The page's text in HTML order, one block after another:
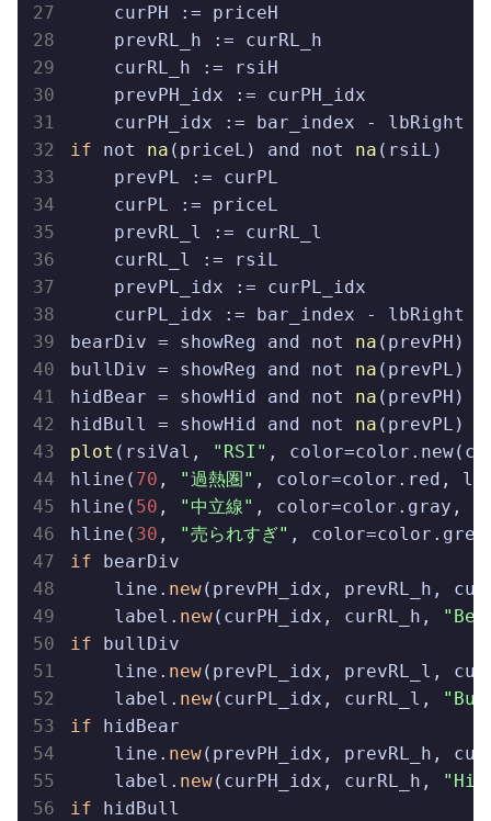
    curPH := priceH
    prevRL_h := curRL_h
    curRL_h := rsiH
    prevPH_idx := curPH_idx
    curPH_idx := bar_index -
if not na ( priceL ) and not na ( rsiL )
    prevPL :
= curPL
    curPL := priceL
    prevRL_l := curRL_l
    curRL_l := rsiL
    prevPL_idx := curPL_idx
    curPL_idx := bar_index - lbRight
bearDiv = showReg and not na ( prevPH )
bullDiv = showReg and not na ( prevPL )
hidBear = showHid and not na ( prevPH )
hidBull
= showHid and not na ( prevPL )
plot ( rsiVal, "RSI" ,
hline( 70 , "過熱圏" , color=color.red,
hline( 50 , "中立線" , color=color.gray,
hline( 30 ,
"売られすぎ"
if bearDiv
    line.
new(prevPH_idx, prevRL_h,
    label.
new(curPH_idx, curRL_h,
if bullDiv
    line.
new(prevPL_idx, prevRL_l,
    label.
new(curPL_idx, curRL_l,
if hidBear
    line.
new(prevPH_idx, prevRL_h,
    label.
new(curPH_idx, curRL_h,
if hidBull